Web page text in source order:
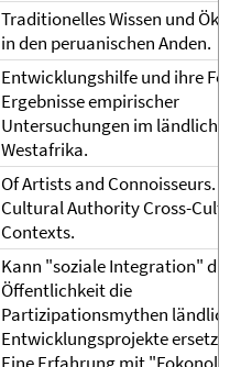
Traditionelles Wissen und
in den peruanischen Anden.
Entwicklungshilfe und ihre
Ergebnisse empirischer
Untersuchungen im ländlichen
Westafrika.
Of Artists and Connoisseurs.
Cultural Authority Cross-
Contexts.
Kann "soziale Integration"
Öffentlichkeit die
Partizipationsmythen
Entwicklungsprojekte